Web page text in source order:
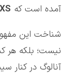
آمده است که
شناخت این
نیست؛ بلکه هر